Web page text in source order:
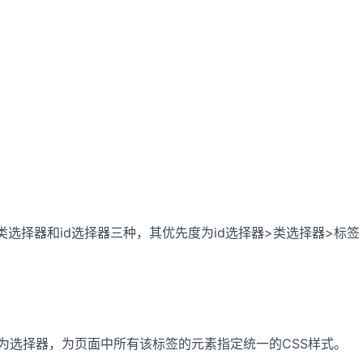
择器和id选择器三种，其优先度为id选择器>类选择器>标签
器，为页面中所有该标签的元素指定统一的CSS样式。